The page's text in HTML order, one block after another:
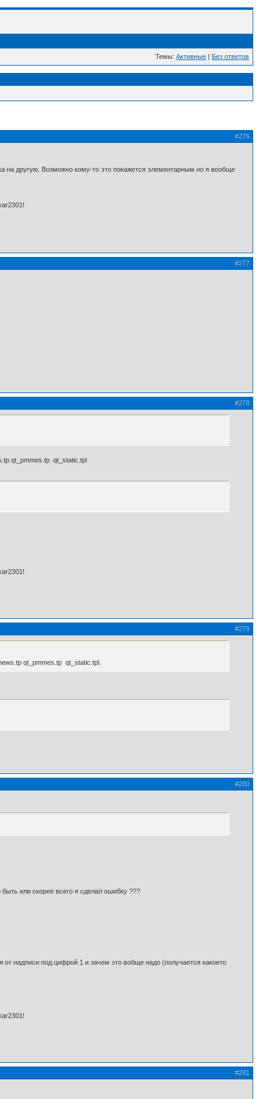
Темы:Активные | Без ответов
#276
на другую. Возможно кому-то это покажется элементарным но я вообще
#277
#278
qt_pmmes.tp qt_static.tpl
#279
qt_pmmes.tp qt_static.tpl.
#280
или скорее всего я сделал ошибку ???
надписи под цифрой 1 и зачем это вобще надо (получается какоето
#281